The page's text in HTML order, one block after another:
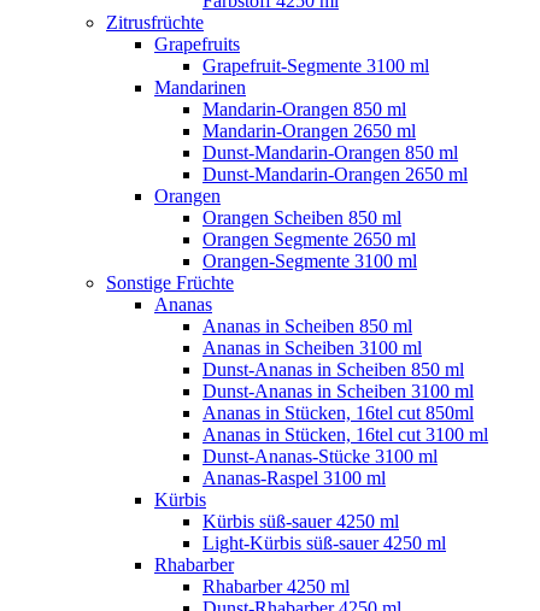
Zitrusfrüchte
Grapefruits
Grapefruit-Segmente 3100 ml
Mandarinen
Mandarin-Orangen 850 ml
Mandarin-Orangen 2650 ml
Dunst-Mandarin-Orangen 850 ml
Dunst-Mandarin-Orangen 2650 ml
Orangen
Orangen Scheiben 850 ml
Orangen Segmente 2650 ml
Orangen-Segmente 3100 ml
Sonstige Früchte
Ananas
Ananas in Scheiben 850 ml
Ananas in Scheiben 3100 ml
Dunst-Ananas in Scheiben 850 ml
Dunst-Ananas in Scheiben 3100 ml
Ananas in Stücken, 16tel cut 850ml
Ananas in Stücken, 16tel cut 3100 ml
Dunst-Ananas-Stücke 3100 ml
Ananas-Raspel 3100 ml
Kürbis
Kürbis süß-sauer 4250 ml
Light-Kürbis süß-sauer 4250 ml
Rhabarber
Rhabarber 4250 ml